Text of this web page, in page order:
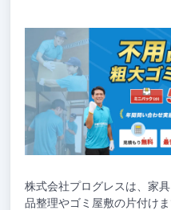
株式会社プログレスは、家
品整理やゴミ屋敷の片付け